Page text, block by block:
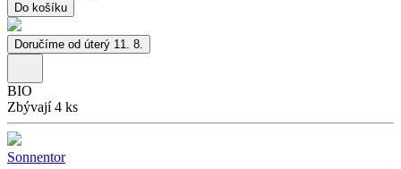
Do košíku
Doručíme od úterý 11. 8.
BIO
Zbývají 4 ks
Sonnentor